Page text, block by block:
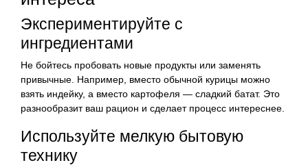
Экспериментируйте с
ингредиентами
Не бойтесь пробовать новые продукты или заменять
привычные. Например, вместо обычной курицы можно
взять индейку, а вместо картофеля — сладкий батат. Это
разнообразит ваш рацион и сделает процесс интереснее.
Используйте мелкую бытовую
технику